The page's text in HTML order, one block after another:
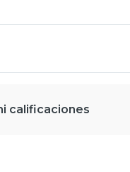
calificaciones